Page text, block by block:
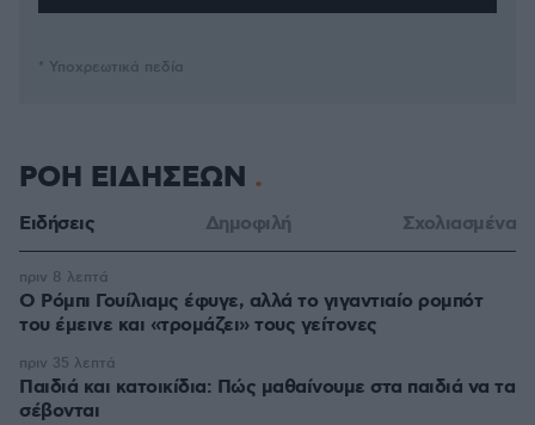
* Υποχρεωτικά πεδία
ΡΟΗ ΕΙΔΗΣΕΩΝ
Ειδήσεις Δημοφιλή Σχολιασμένα
Ο Ρόμπι Γουίλιαμς έφυγε, αλλά το γιγαντιαίο ρομπότ
του έμεινε και «τρομάζει» τους γείτονες
πριν 8 λεπτά
Παιδιά και κατοικίδια: Πώς μαθαίνουμε στα παιδιά να τα
σέβονται
πριν 35 λεπτά